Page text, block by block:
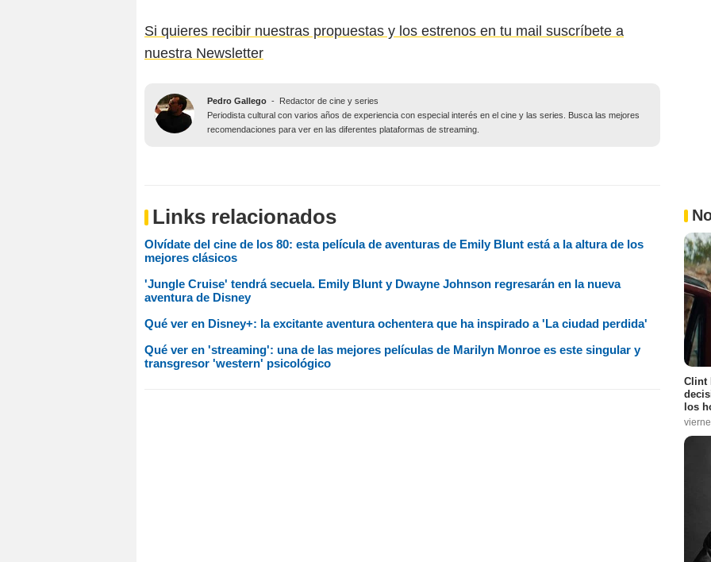
Si quieres recibir nuestras propuestas y los estrenos en tu mail suscríbete a
nuestra Newsletter
Pedro Gallego -
Redactor de cine y series
Periodista cultural con varios años de experiencia con especial interés en el cine y las series. Busca las mejores
recomendaciones para ver en las diferentes plataformas de streaming.
Links relacionados
Olvídate del cine de los 80: esta película de aventuras de Emily Blunt está a la altura de los
mejores clásicos
'Jungle Cruise' tendrá secuela. Emily Blunt y Dwayne Johnson regresarán en la nueva
aventura de Disney
Qué ver en Disney+: la excitante aventura ochentera que ha inspirado a 'La ciudad perdida'
Qué ver en 'streaming': una de las mejores películas de Marilyn Monroe es este singular y
transgresor 'western' psicológico
Clint
los